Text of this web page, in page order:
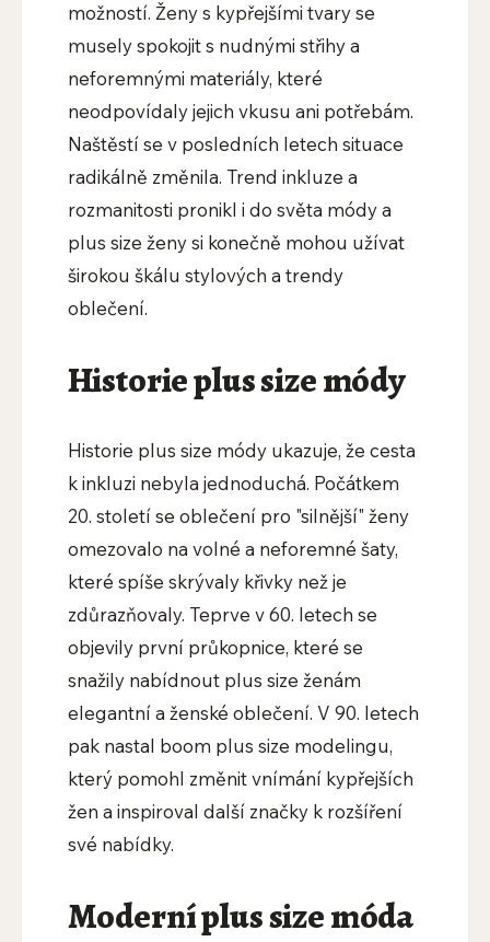
možností. Ženy s kypřejšími tvary se
musely spokojit s nudnými střihy a
neforemnými materiály, které
neodpovídaly jejich vkusu ani potřebám.
Naštěstí se v posledních letech situace
radikálně změnila. Trend inkluze a
rozmanitosti pronikl i do světa módy a
plus size ženy si konečně mohou užívat
širokou škálu stylových a trendy
oblečení.
Historie plus size módy
Historie plus size módy ukazuje, že cesta
k inkluzi nebyla jednoduchá. Počátkem
20. století se oblečení pro "silnější" ženy
omezovalo na volné a neforemné šaty,
které spíše skrývaly křivky než je
zdůrazňovaly. Teprve v 60. letech se
objevily první průkopnice, které se
snažily nabídnout plus size ženám
elegantní a ženské oblečení. V 90. letech
pak nastal boom plus size modelingu,
který pomohl změnit vnímání kypřejších
žen a inspiroval další značky k rozšíření
své nabídky.
Moderní plus size móda